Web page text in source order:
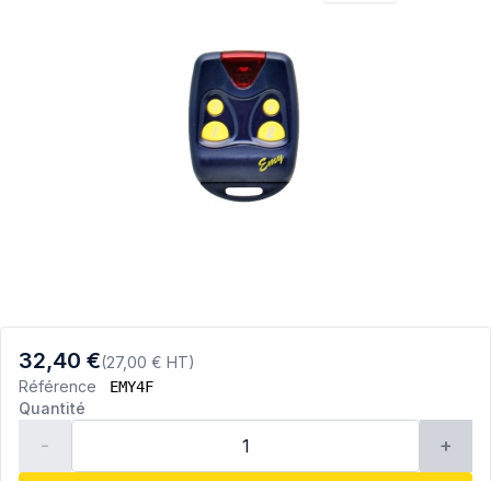
32,40 €(27,00 € HT)
Référence
EMY4F
Quantité
- +